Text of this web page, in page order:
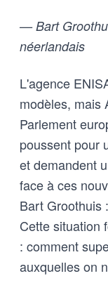
— Bart
néerlandais
L'agence
modèles, mais
Parlement
poussent pour
et demandent
face à ces
Bart Groothuis
Cette situation
: comment
auxquelles on